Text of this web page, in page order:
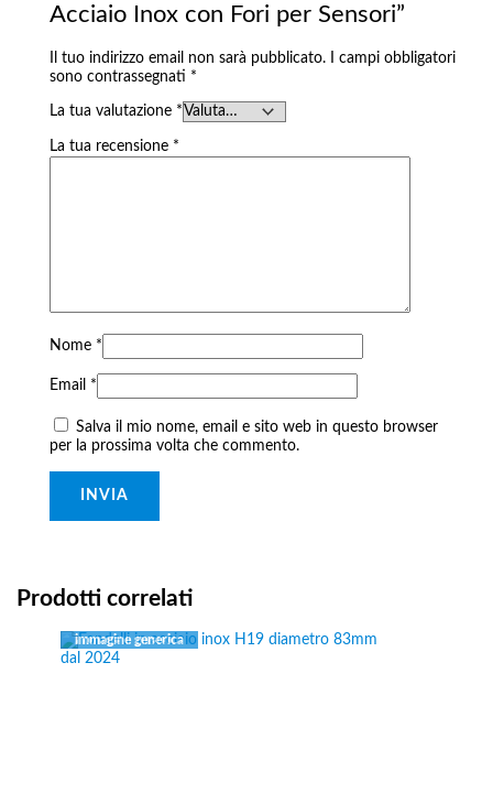
Acciaio Inox con Fori per Sensori”
Il tuo indirizzo email non sarà pubblicato.
I campi obbligatori
sono contrassegnati *
La tua valutazione *
La tua recensione *
Nome *
Email *
Salva il mio nome, email e sito web in questo browser
per la prossima volta che commento.
Prodotti correlati